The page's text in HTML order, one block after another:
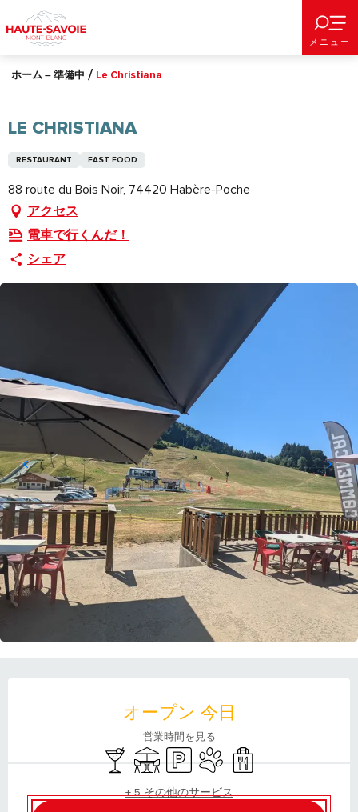
au
contenu
principal
メニュー
ホーム – 準備中 Le Christiana
LE CHRISTIANA
RESTAURANT FAST FOOD
88 route du Bois Noir, 74420 Habère-Poche
アクセス
電車で行くんだ！
シェア
オープン 今日
営業時間を見る
Bar / Refreshment bar
TerraceCar parkAnimals accepted
Takeaway sales
+ 5 その他のサービス